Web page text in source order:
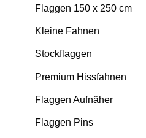
Flaggen 150 x 250 cm
Kleine Fahnen
Stockflaggen
Premium Hissfahnen
Flaggen Aufnäher
Flaggen Pins